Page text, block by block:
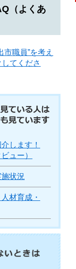
（よくあ
市職員”を考え
てくださ
します！
ュー）
状況
材育成・